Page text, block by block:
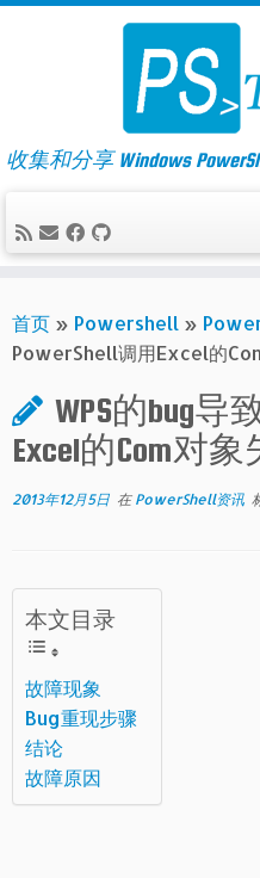
Skip
收集和分享 Windows
首页 » Powershell »
PowerShell调用Excel的
WPS的bug导
Excel的Com对
2013年12月5日 在 PowerShell资讯
本文目录
故障现象
Bug重现步骤
结论
故障原因